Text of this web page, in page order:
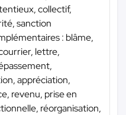
collectif,
sanction
: blâme,
lettre,
appréciation,
revenu, prise en
réorganisation,